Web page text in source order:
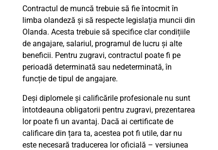
Contractul de muncă trebuie să fie întocmit în
limba olandeză și să respecte legislația muncii din
Olanda. Acesta trebuie să specifice clar condițiile
de angajare, salariul, programul de lucru și alte
beneficii. Pentru zugravi, contractul poate fi pe
perioadă determinată sau nedeterminată, în
funcție de tipul de angajare.
Deși diplomele și calificările profesionale nu sunt
întotdeauna obligatorii pentru zugravi, prezentarea
lor poate fi un avantaj. Dacă ai certificate de
calificare din țara ta, acestea pot fi utile, dar nu
este necesară traducerea lor oficială – versiunea